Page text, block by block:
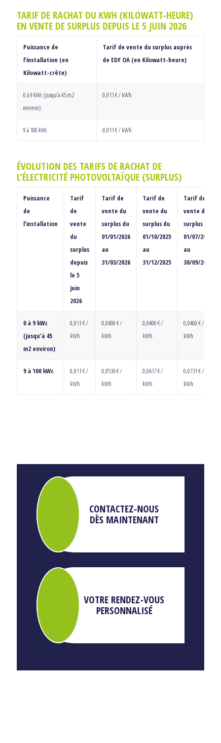
TARIF DE RACHAT DU KWH (KILOWATT-HEURE)
EN VENTE DE SURPLUS DEPUIS LE 5 JUIN 2026
Puissance de
l’installation (en
Kilowatt-crête)
Tarif de vente du surplus auprès
de EDF OA (en Kilowatt-heure)
0 à 9 kWc (jusqu’à 45 m2
environ)
0,011 € / kWh
9 à 100 kWc 0,011 € / kWh
ÉVOLUTION DES TARIFS DE RACHAT DE
L’ÉLECTRICITÉ PHOTOVOLTAÏQUE (SURPLUS)
Puissance
de
l’installation
Tarif
de
vente
du
surplus
depuis
le 5
juin
2026
Tarif de
vente du
surplus du
01/01/2026
au
31/03/2026
Tarif de
vente du
surplus du
01/10/2025
au
31/12/2025
Tarif de
vente du
surplus du
01/07/2025
au
30/09/2025
0 à 9 kWc
(jusqu’à 45
m2 environ)
0,011 € /
kWh
0,0400 € /
kWh
0,0400 € /
kWh
0,0400 € /
kWh
9 à 100 kWc
0,011 € /
kWh
0,0536 € /
kWh
0,0617 € /
kWh
0,0731 € /
kWh
CONTACTEZ-NOUS
DÈS MAINTENANT
VOTRE RENDEZ-VOUS
PERSONNALISÉ